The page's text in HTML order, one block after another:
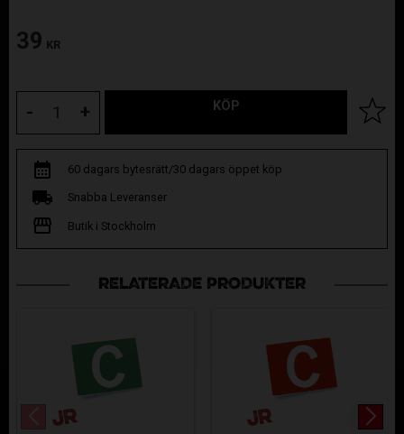
39 KR
+
- KÖP Lägg
60 dagars bytesrätt/30 dagars öppet köp
Snabba Leveranser
Butik i Stockholm
RELATERADE PRODUKTER